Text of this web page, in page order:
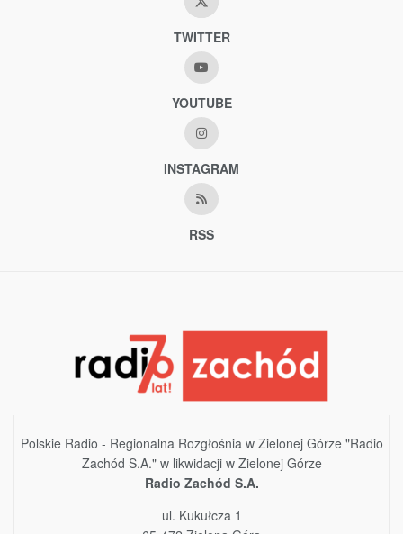
TWITTER
YOUTUBE
INSTAGRAM
RSS
Polskie Radio - Regionalna Rozgłośnia w Zielonej Górze "Radio
Zachód S.A." w likwidacji w Zielonej Górze
Radio Zachód S.A.
ul. Kukułcza 1